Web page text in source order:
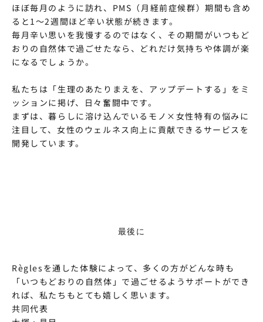
ほぼ毎月のように訪れ、PMS（月経前症候群）期間も含め
ると1〜2週間ほど辛い状態が続きます。
毎月辛い思いを我慢するのではなく、その期間がいつもど
おりの自然体で過ごせたなら、どれだけ気持ちや体調が楽
になるでしょうか。
私たちは「生理のあたりまえを、アップデートする」をミ
ッションに掲げ、日々奮闘中です。
まずは、暮らしに溶け込んでいるモノ×女性特有の悩みに
注目して、女性のウェルネス向上に貢献できるサービスを
開発しています。
最後に
Règlesを通した体験によって、多くの方がどんな時も
「いつもどおりの自然体」で過ごせるようサポートができ
れば、私たちもとても嬉しく思います。
共同代表